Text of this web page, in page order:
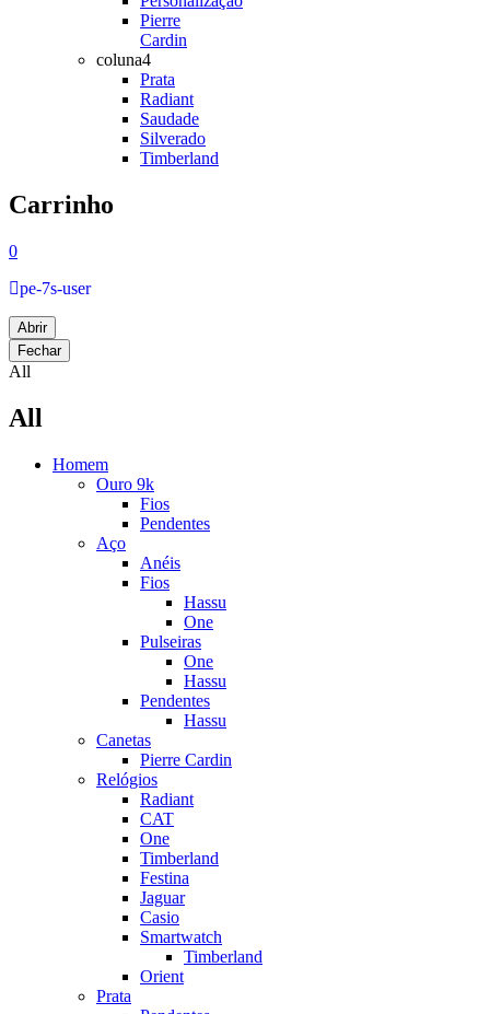
Pierre
Cardin
coluna4
Prata
Radiant
Saudade
Silverado
Timberland
Carrinho
0
pe-7s-user
Abrir
Fechar
All
All
Homem
Ouro 9k
Fios
Pendentes
Aço
Anéis
Fios
Hassu
One
Pulseiras
One
Hassu
Pendentes
Hassu
Canetas
Pierre Cardin
Relógios
Radiant
CAT
One
Timberland
Festina
Jaguar
Casio
Smartwatch
Timberland
Orient
Prata